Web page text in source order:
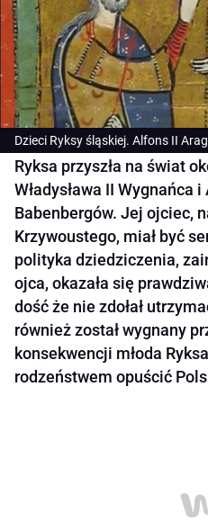
Dzieci Ryksy śląskiej. Alfons II
Ryksa przyszła na świat
Władysława II Wygnańca
Babenbergów. Jej ojciec,
Krzywoustego, miał być
polityka dziedziczenia,
ojca, okazała się
dość że nie zdołał
również został wygnany
konsekwencji młoda
rodzeństwem opuścić